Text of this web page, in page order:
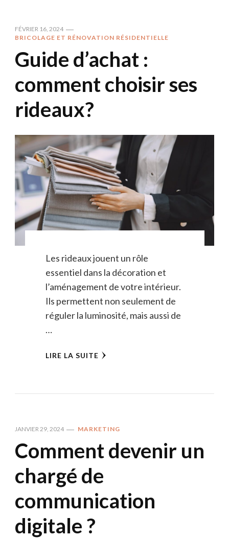
FÉVRIER 16, 2024
BRICOLAGE ET RÉNOVATION RÉSIDENTIELLE
Guide d’achat :
comment choisir ses
rideaux?
Les rideaux jouent un rôle
essentiel dans la décoration et
l’aménagement de votre intérieur.
Ils permettent non seulement de
réguler la luminosité, mais aussi de
…
LIRE LA SUITE
JANVIER 29, 2024 MARKETING
Comment devenir un
chargé de
communication
digitale ?